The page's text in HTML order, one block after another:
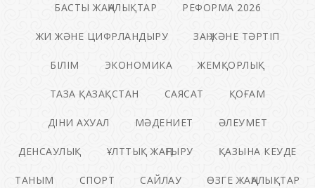
БАСТЫ ЖАҢАЛЫҚТАР РЕФОРМА 2026
ЖИ ЖӘНЕ ЦИФРЛАНДЫРУ ЗАҢ ЖӘНЕ ТӘРТІП
БІЛІМ ЭКОНОМИКА ЖЕМҚОРЛЫҚ
ТАЗА ҚАЗАҚСТАН САЯСАТ ҚОҒАМ
ДІНИ АХУАЛ МӘДЕНИЕТ ӘЛЕУМЕТ
ДЕНСАУЛЫҚ ҰЛТТЫҚ ЖАҢҒЫРУ ҚАЗЫНА КЕУДЕ
ТАНЫМ СПОРТ САЙЛАУ ӨЗГЕ ЖАҢАЛЫҚТАР